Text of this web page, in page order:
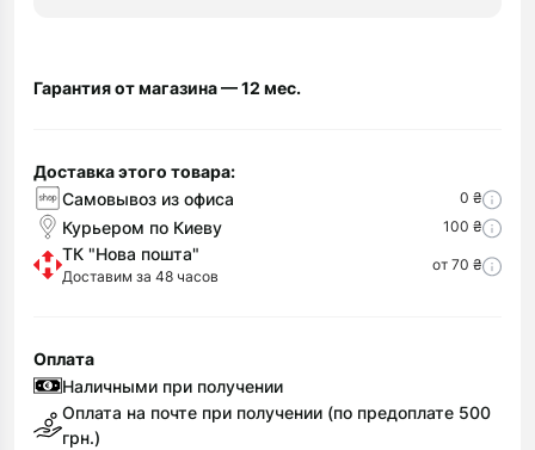
Гарантия от магазина — 12 мес.
Доставка этого товара:
Самовывоз из офиса
0 ₴
Курьером по Киеву 100 ₴
ТК "Нова пошта"
Доставим за 48 часов
от 70 ₴
Оплата
Наличными при получении
Оплата на почте при получении (по предоплате 500
грн.)